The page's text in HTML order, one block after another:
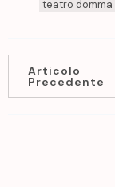
teatro domma
Articolo
Precedente